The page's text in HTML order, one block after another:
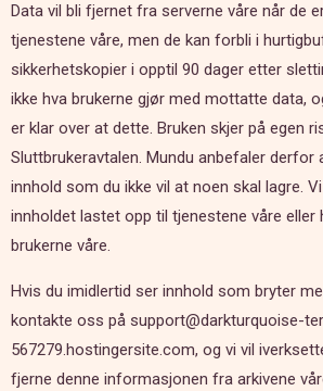
Data vil bli fjernet fra serverne våre når de
tjenestene våre, men de kan forbli i
sikkerhetskopier i opptil 90 dager etter
ikke hva brukerne gjør med mottatte data,
er klar over at dette. Bruken skjer på egen
Sluttbrukeravtalen. Mundu anbefaler derfor
innhold som du ikke vil at noen skal lagre.
innholdet lastet opp til tjenestene våre eller
brukerne våre.
Hvis du imidlertid ser innhold som bryter
kontakte oss på support@darkturquoise-
567279.hostingersite.com, og vi vil
fjerne denne informasjonen fra arkivene